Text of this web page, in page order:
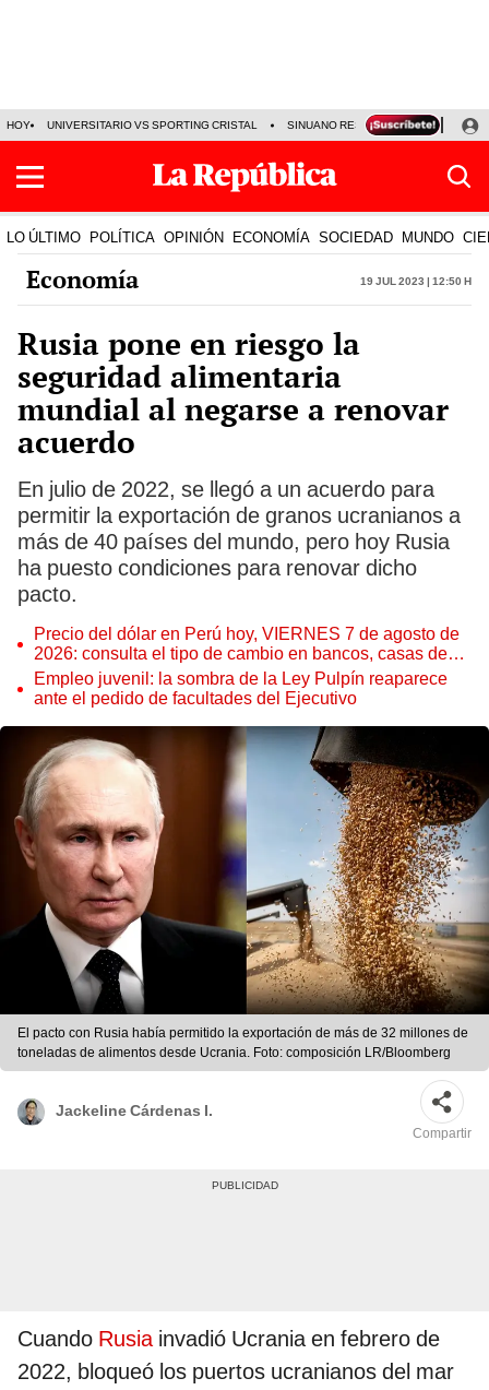
HOY UNIVERSITARIO VS SPORTING CRISTAL SINUANO RESULTADOS HOY
LO ÚLTIMO POLÍTICA OPINIÓN ECONOMÍA SOCIEDAD MUNDO
Economía 19 Jul 2023 | 12:50 h
Rusia pone en riesgo la
seguridad alimentaria
mundial al negarse a renovar
acuerdo
En julio de 2022, se llegó a un acuerdo para
permitir la exportación de granos ucranianos a
más de 40 países del mundo, pero hoy Rusia
ha puesto condiciones para renovar dicho
pacto.
Precio del dólar en Perú hoy, VIERNES 7 de agosto de
2026: consulta el tipo de cambio en bancos, casas de
cambio y plataformas digitales
Empleo juvenil: la sombra de la Ley Pulpín reaparece
ante el pedido de facultades del Ejecutivo
El pacto con Rusia había permitido la exportación de más de 32 millones de
toneladas de alimentos desde Ucrania. Foto: composición LR/Bloomberg
Jackeline Cárdenas I.
Compartir
Cuando Rusia invadió Ucrania en febrero de
2022, bloqueó los puertos ucranianos del mar